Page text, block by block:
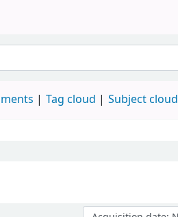
Tag cloud Subject cloud